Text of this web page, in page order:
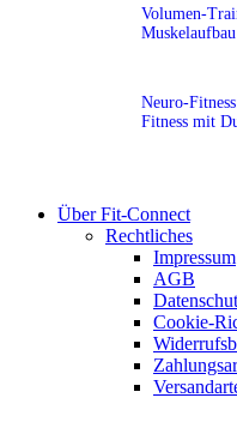
Volumen-
Muskelaufbau
Neuro-
Fitness mit
Über Fit-Connect
Rechtliches
Impressum
AGB
Cookie-